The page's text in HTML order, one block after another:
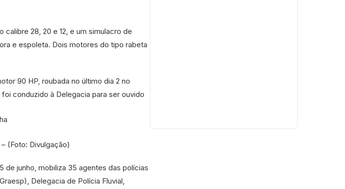
28, 20 e 12, e um simulacro de
e espoleta. Dois motores do tipo rabeta
90 HP, roubada no último dia 2 no
conduzido à Delegacia para ser ouvido
(Foto: Divulgação)
de junho, mobiliza 35 agentes das polícias
Delegacia de Polícia Fluvial,